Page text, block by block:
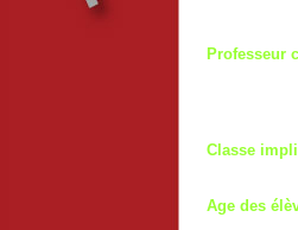
Professeur
Classe
Age des